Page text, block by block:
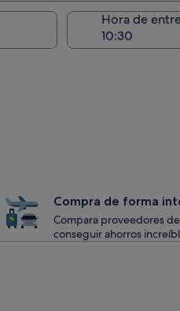
Hora de
Compra de forma
Compara proveedores
conseguir ahorros